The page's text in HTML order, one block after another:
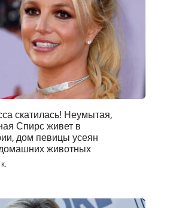
скатилась! Неумытая,
Спирс живет в
дом певицы усеян
животных